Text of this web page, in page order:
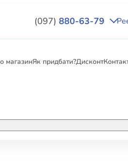
(097) 880-63-79
магазинЯк придбати?Дисконт